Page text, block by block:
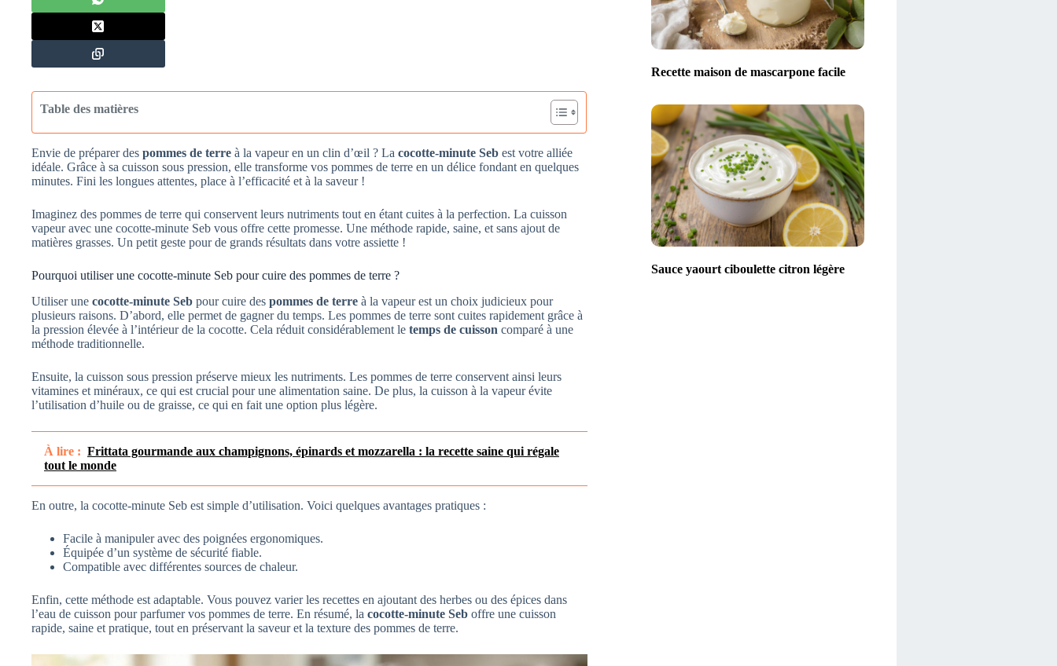
Table des matières
Envie de préparer des pommes de terre à la vapeur en un clin d’œil ? La cocotte-minute Seb est votre alliée
idéale. Grâce à sa cuisson sous pression, elle transforme vos pommes de terre en un délice fondant en quelques
minutes. Fini les longues attentes, place à l’efficacité et à la saveur !
Imaginez des pommes de terre qui conservent leurs nutriments tout en étant cuites à la perfection. La cuisson
vapeur avec une cocotte-minute Seb vous offre cette promesse. Une méthode rapide, saine, et sans ajout de
matières grasses. Un petit geste pour de grands résultats dans votre assiette !
Pourquoi utiliser une cocotte-minute Seb pour cuire des pommes de terre ?
Utiliser une cocotte-minute Seb pour cuire des pommes de terre à la vapeur est un choix judicieux pour
plusieurs raisons. D’abord, elle permet de gagner du temps. Les pommes de terre sont cuites rapidement grâce à
la pression élevée à l’intérieur de la cocotte. Cela réduit considérablement le temps de cuisson comparé à une
méthode traditionnelle.
Ensuite, la cuisson sous pression préserve mieux les nutriments. Les pommes de terre conservent ainsi leurs
vitamines et minéraux, ce qui est crucial pour une alimentation saine. De plus, la cuisson à la vapeur évite
l’utilisation d’huile ou de graisse, ce qui en fait une option plus légère.
À lire : Frittata gourmande aux champignons, épinards et mozzarella : la recette saine qui régale
tout le monde
En outre, la cocotte-minute Seb est simple d’utilisation. Voici quelques avantages pratiques :
Facile à manipuler avec des poignées ergonomiques.
Équipée d’un système de sécurité fiable.
Compatible avec différentes sources de chaleur.
Enfin, cette méthode est adaptable. Vous pouvez varier les recettes en ajoutant des herbes ou des épices dans
l’eau de cuisson pour parfumer vos pommes de terre. En résumé, la cocotte-minute Seb offre une cuisson
rapide, saine et pratique, tout en préservant la saveur et la texture des pommes de terre.
Recette maison de mascarpone facile
Sauce yaourt ciboulette citron légère